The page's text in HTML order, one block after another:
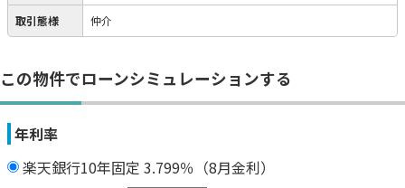
取引態様 仲介
この物件でローンシミュレーションする
年利率
楽天銀行10年固定 3.799％（8月金利）